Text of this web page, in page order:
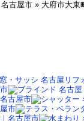
名古屋市 » 大府市